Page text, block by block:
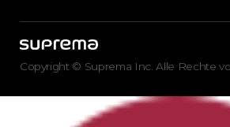
Copyright © Suprema Inc. Alle Rechte